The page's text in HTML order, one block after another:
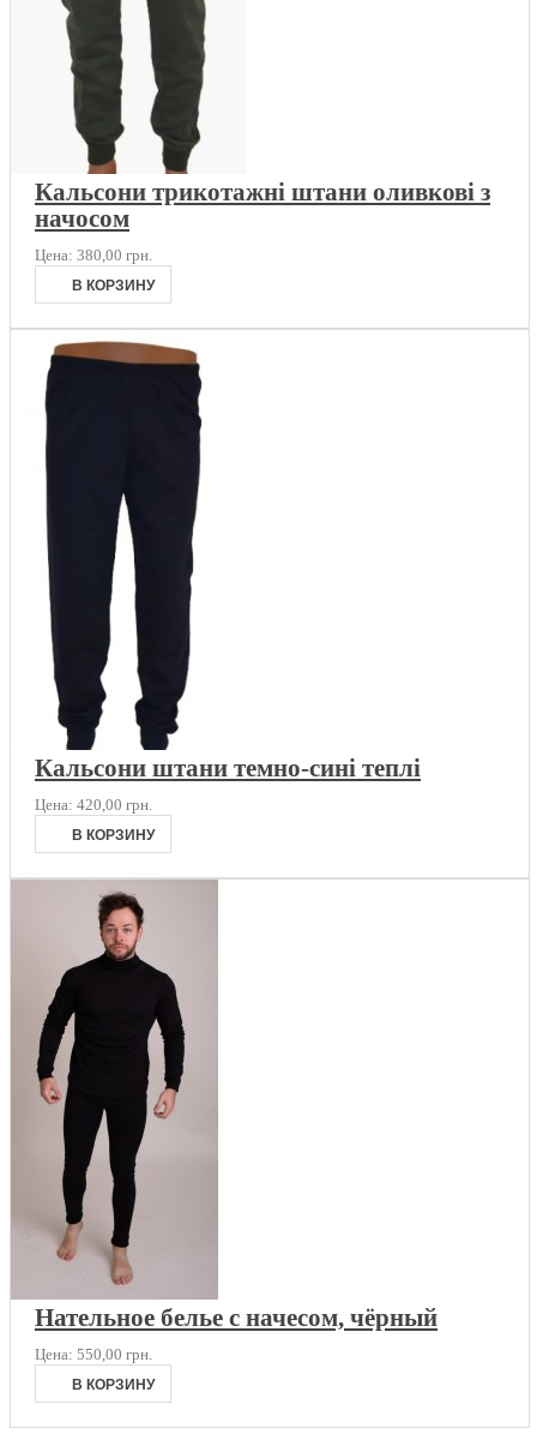
Кальсони трикотажні штани оливкові з
начосом
Цена: 380,00 грн.
Кальсони штани темно-сині теплі
Цена: 420,00 грн.
Нательное белье с начесом, чёрный
Цена: 550,00 грн.